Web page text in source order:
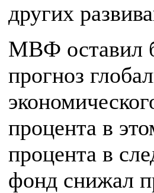
других
МВФ оставил
прогноз
процента в
процента в
фонд снижал